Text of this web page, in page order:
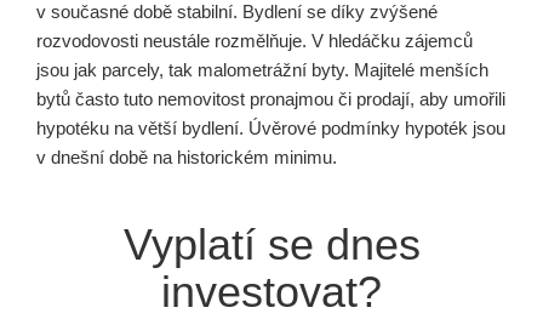
v současné době stabilní. Bydlení se díky zvýšené
rozvodovosti neustále rozmělňuje. V hledáčku zájemců
jsou jak parcely, tak malometrážní byty. Majitelé menších
bytů často tuto nemovitost pronajmou či prodají, aby umořili
hypotéku na větší bydlení. Úvěrové podmínky hypoték jsou
v dnešní době na historickém minimu.
Vyplatí se dnes
investovat?